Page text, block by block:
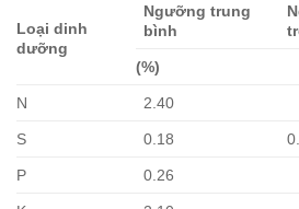
Loại dinh
dưỡng
Ngưỡng trung
bình
(%)
N 2.40
S 0.18
P 0.26